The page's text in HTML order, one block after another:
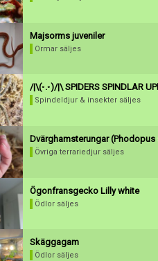
Majsorms juveniler
Ormar säljes
/|\(◦.◦)/|\ SPIDERS SPINDLAR
Spindeldjur & insekter säljes
Dvärghamsterungar
Övriga terrariedjur säljes
Ögonfransgecko Lilly white
Ödlor säljes
Skäggagam
Ödlor säljes